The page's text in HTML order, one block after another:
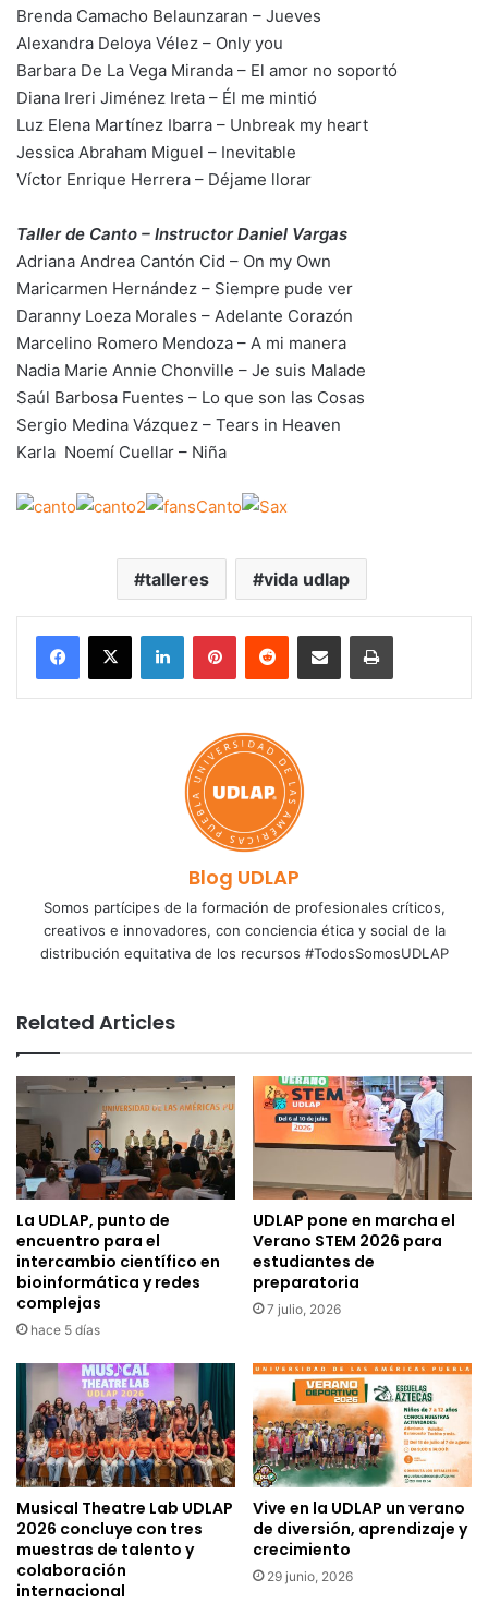
Brenda Camacho Belaunzaran – Jueves
Alexandra Deloya Vélez – Only you
Barbara De La Vega Miranda – El amor no soportó
Diana Ireri Jiménez Ireta – Él me mintió
Luz Elena Martínez Ibarra – Unbreak my heart
Jessica Abraham Miguel – Inevitable
Víctor Enrique Herrera – Déjame llorar
Taller de Canto – Instructor Daniel Vargas
Adriana Andrea Cantón Cid – On my Own
Maricarmen Hernández – Siempre pude ver
Daranny Loeza Morales – Adelante Corazón
Marcelino Romero Mendoza – A mi manera
Nadia Marie Annie Chonville – Je suis Malade
Saúl Barbosa Fuentes – Lo que son las Cosas
Sergio Medina Vázquez – Tears in Heaven
Karla Noemí Cuellar – Niña
talleres vida udlap
LinkedInPinterestReddit Share via Email Print
Blog UDLAP
Somos partícipes de la formación de profesionales críticos,
creativos e innovadores, con conciencia ética y social de la
distribución equitativa de los recursos #TodosSomosUDLAP
Related Articles
La UDLAP, punto de
encuentro para el
intercambio científico en
bioinformática y redes
complejas
hace 5 días
UDLAP pone en marcha el
Verano STEM 2026 para
estudiantes de
preparatoria
7 julio, 2026
Musical Theatre Lab UDLAP
2026 concluye con tres
muestras de talento y
colaboración
internacional
Vive en la UDLAP un verano
de diversión, aprendizaje y
crecimiento
29 junio, 2026